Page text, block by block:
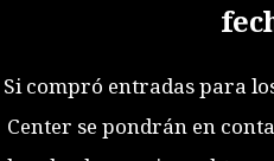
Si compró entradas para
Center se pondrán en